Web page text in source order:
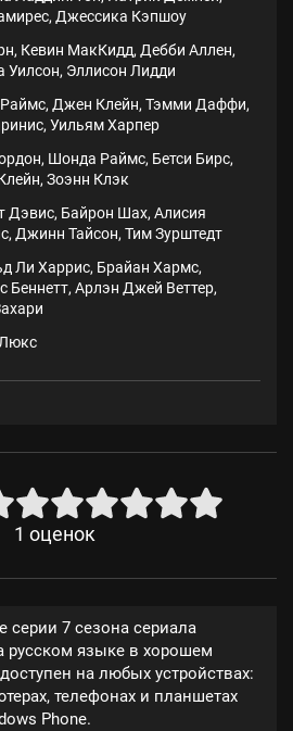
Джессика Кэпшоу
Кевин МакКидд, Дебби Аллен,
Уилсон, Эллисон Лидди
Джен Клейн, Тэмми Даффи,
Уильям Харпер
Шонда Раймс, Бетси Бирс,
Зоэнн Клэк
Дэвис, Байрон Шах, Алисия
Джинн Тайсон, Тим Зурштедт
Ли Харрис, Брайан Хармс,
Беннетт, Арлэн Джей Веттер,
1 оценок
серии 7 сезона сериала
русском языке в хорошем
на любых устройствах:
телефонах и планшетах
Phone.